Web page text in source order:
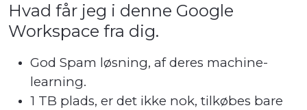
Hvad får jeg i denne Google
Workspace fra dig.
God Spam løsning, af deres machine-
learning.
1 TB plads, er det ikke nok, tilkøbes bare